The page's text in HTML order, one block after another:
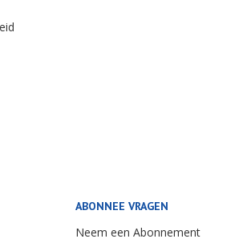
ABONNEE VRAGEN
Neem een Abonnement